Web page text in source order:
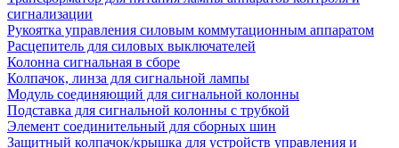
сигнализации
Рукоятка управления силовым коммутационным аппаратом
Расцепитель для силовых выключателей
Колонна сигнальная в сборе
Колпачок, линза для сигнальной лампы
Модуль соединяющий для сигнальной колонны
Подставка для сигнальной колонны с трубкой
Элемент соединительный для сборных шин
Защитный колпачок/крышка для устройств управления и